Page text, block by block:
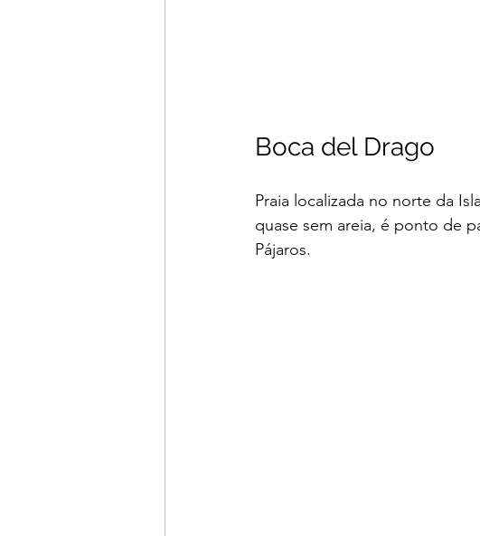
Boca del Drago
Praia localizada no norte da
quase sem areia, é ponto de
Pájaros.